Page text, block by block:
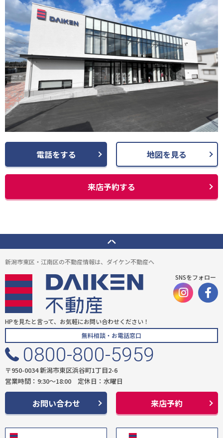
電話をする 地図を見る
来店予約する
新潟市東区・江南区の不動産情報は、ダイケン不動産へ
SNSをフォロー
HPを見たと言って、お気軽にお問い合わせください！
無料相談・お電話窓口
0800-800-5959
〒950-0034 新潟市東区浜谷町1丁目2-6
営業時間：9:30〜18:00 定休日：水曜日
お問い合わせ 来店予約